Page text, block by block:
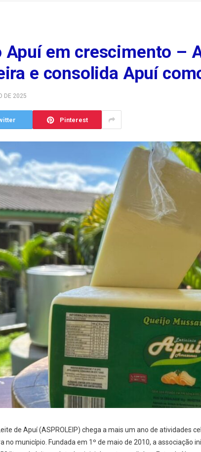
em crescimento –
e consolida Apuí
DE 2025
Pinterest
de Apuí (ASPROLEIP) chega a mais um ano de atividades
município. Fundada em 1º de maio de 2010, a associação